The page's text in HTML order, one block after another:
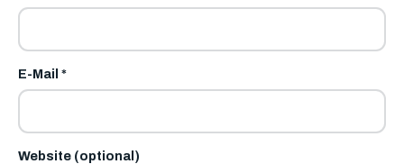
E-Mail *
Website (optional)